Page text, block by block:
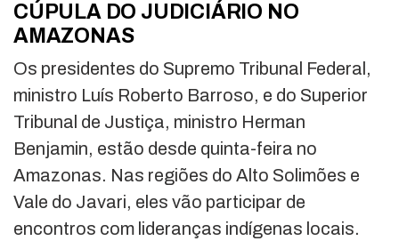
CÚPULA DO JUDICIÁRIO NO
AMAZONAS
Os presidentes do Supremo Tribunal Federal,
ministro Luís Roberto Barroso, e do Superior
Tribunal de Justiça, ministro Herman
Benjamin, estão desde quinta-feira no
Amazonas. Nas regiões do Alto Solimões e
Vale do Javari, eles vão participar de
encontros com lideranças indígenas locais.